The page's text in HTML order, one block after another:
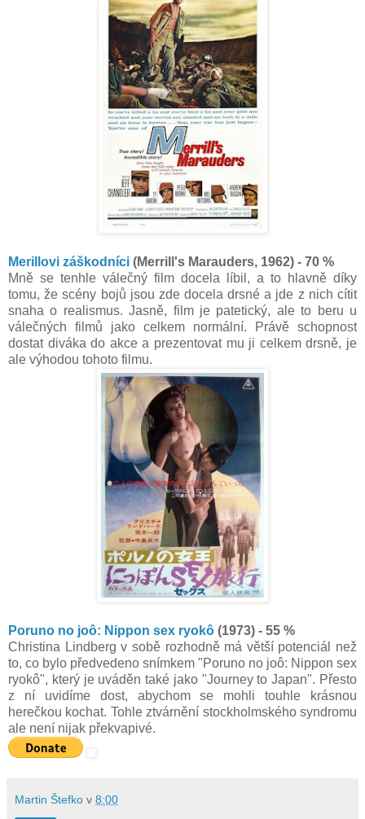
Merillovi záškodníci (Merrill's Marauders, 1962) - 70 %
Mně se tenhle válečný film docela líbil, a to hlavně díky
tomu, že scény bojů jsou zde docela drsné a jde z nich cítit
snaha o realismus. Jasně, film je patetický, ale to beru u
válečných filmů jako celkem normální. Právě schopnost
dostat diváka do akce a prezentovat mu ji celkem drsně, je
ale výhodou tohoto filmu.
Poruno no joô: Nippon sex ryokô (1973) - 55 %
Christina Lindberg v sobě rozhodně má větší potenciál než
to, co bylo předvedeno snímkem "Poruno no joô: Nippon sex
ryokô", který je uváděn také jako "Journey to Japan". Přesto
z ní uvidíme dost, abychom se mohli touhle krásnou
herečkou kochat. Tohle ztvárnění stockholmského syndromu
ale není nijak překvapivé.
Martin Štefko v 8:00